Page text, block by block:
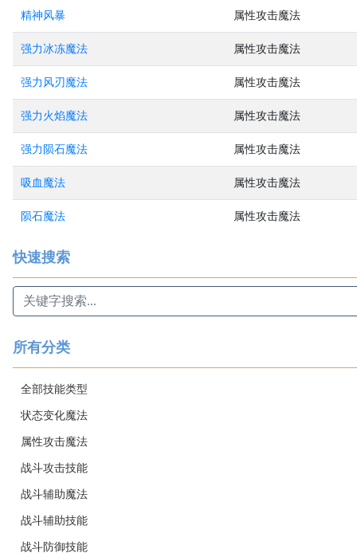
精神风暴 属性攻击魔法
强力冰冻魔法 属性攻击魔法
强力风刃魔法 属性攻击魔法
强力火焰魔法 属性攻击魔法
强力陨石魔法 属性攻击魔法
吸血魔法 属性攻击魔法
陨石魔法 属性攻击魔法
快速搜索
所有分类
全部技能类型
状态变化魔法
属性攻击魔法
战斗攻击技能
战斗辅助魔法
战斗辅助技能
战斗防御技能